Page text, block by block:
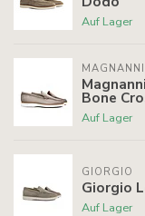
Auf Lager
MAGNANNI
Bone
Auf Lager
GIORGIO
Giorgio
Auf Lager